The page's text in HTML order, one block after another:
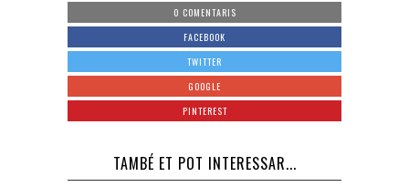
0 COMENTARIS
FACEBOOK
TWITTER
GOOGLE
PINTEREST
TAMBÉ ET POT INTERESSAR...